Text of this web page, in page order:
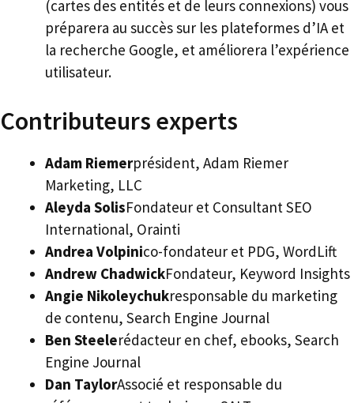
(cartes des entités et de leurs connexions) vous
préparera au succès sur les plateformes d’IA et
la recherche Google, et améliorera l’expérience
utilisateur.
Contributeurs experts
Adam Riemerprésident, Adam Riemer
Marketing, LLC
Aleyda SolisFondateur et Consultant SEO
International, Orainti
Andrea Volpinico-fondateur et PDG, WordLift
Andrew ChadwickFondateur, Keyword Insights
Angie Nikoleychukresponsable du marketing
de contenu, Search Engine Journal
Ben Steelerédacteur en chef, ebooks, Search
Engine Journal
Dan TaylorAssocié et responsable du